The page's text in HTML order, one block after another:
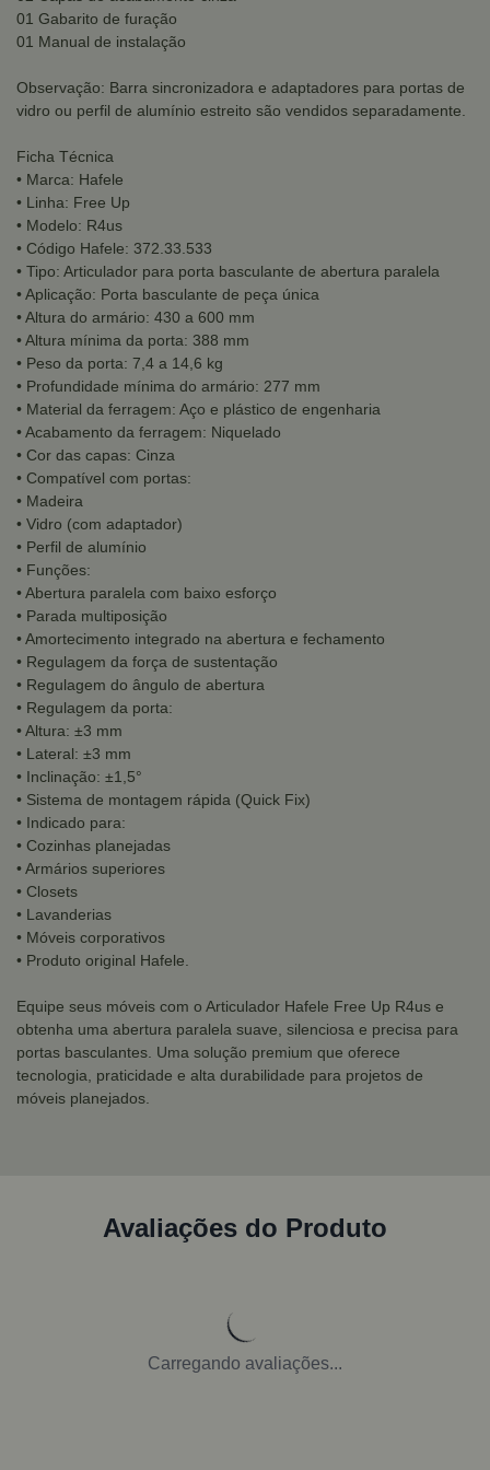
01 Gabarito de furação
01 Manual de instalação
Observação: Barra sincronizadora e adaptadores para portas de
vidro ou perfil de alumínio estreito são vendidos separadamente.
Ficha Técnica
• Marca: Hafele
• Linha: Free Up
• Modelo: R4us
• Código Hafele: 372.33.533
• Tipo: Articulador para porta basculante de abertura paralela
• Aplicação: Porta basculante de peça única
• Altura do armário: 430 a 600 mm
• Altura mínima da porta: 388 mm
• Peso da porta: 7,4 a 14,6 kg
• Profundidade mínima do armário: 277 mm
• Material da ferragem: Aço e plástico de engenharia
• Acabamento da ferragem: Niquelado
• Cor das capas: Cinza
• Compatível com portas:
• Madeira
• Vidro (com adaptador)
• Perfil de alumínio
• Funções:
• Abertura paralela com baixo esforço
• Parada multiposição
• Amortecimento integrado na abertura e fechamento
• Regulagem da força de sustentação
• Regulagem do ângulo de abertura
• Regulagem da porta:
• Altura: ±3 mm
• Lateral: ±3 mm
• Inclinação: ±1,5°
• Sistema de montagem rápida (Quick Fix)
• Indicado para:
• Cozinhas planejadas
• Armários superiores
• Closets
• Lavanderias
• Móveis corporativos
• Produto original Hafele.
Equipe seus móveis com o Articulador Hafele Free Up R4us e
obtenha uma abertura paralela suave, silenciosa e precisa para
portas basculantes. Uma solução premium que oferece
tecnologia, praticidade e alta durabilidade para projetos de
móveis planejados.
Avaliações do Produto
Carregando avaliações...